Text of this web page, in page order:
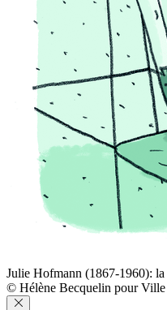
Julie Hofmann (1867-1960): la
© Hélène Becquelin pour Ville